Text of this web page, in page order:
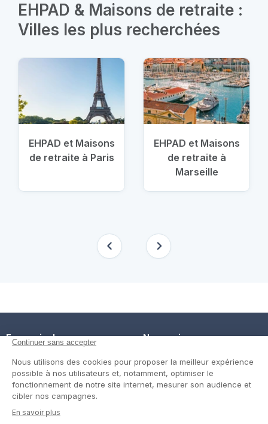
EHPAD & Maisons de retraite :
Villes les plus recherchées
EHPAD et Maisons
de retraite à Paris
EHPAD et Maisons
de retraite à
Marseille
En savoir plus
Comment ça marche ?
Un service de confiance
Contact
Nous suivre
Facebook
Twitter
Blog